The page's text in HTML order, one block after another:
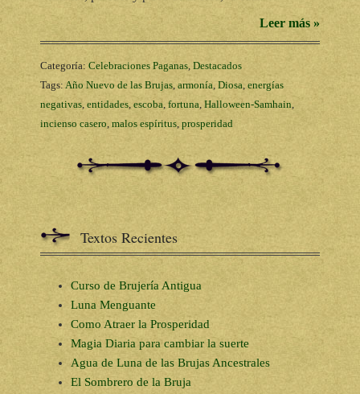
Leer más »
Categoría: Celebraciones Paganas, Destacados
Tags: Año Nuevo de las Brujas, armonía, Diosa, energías
negativas, entidades, escoba, fortuna, Halloween-Samhain,
incienso casero, malos espíritus,prosperidad
Textos Recientes
Curso de Brujería Antigua
Luna Menguante
Como Atraer la Prosperidad
Magia Diaria para cambiar la suerte
Agua de Luna de las Brujas Ancestrales
El Sombrero de la Bruja